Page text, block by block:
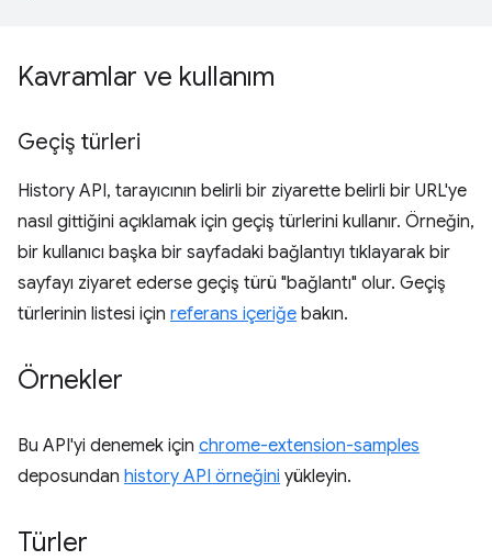
Kavramlar ve kullanım
Geçiş türleri
History API, tarayıcının belirli bir ziyarette belirli bir URL'ye
nasıl gittiğini açıklamak için geçiş türlerini kullanır. Örneğin,
bir kullanıcı başka bir sayfadaki bağlantıyı tıklayarak bir
sayfayı ziyaret ederse geçiş türü "bağlantı" olur. Geçiş
türlerinin listesi için referans içeriğe bakın.
Örnekler
Bu API'yi denemek için chrome-extension-samples
deposundan history API örneğini yükleyin.
Türler